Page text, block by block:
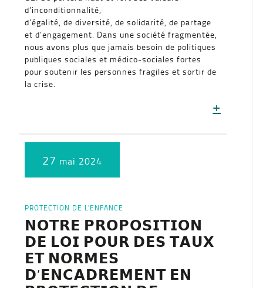
d’inconditionnalité,
d’égalité, de diversité, de solidarité, de partage
et d’engagement. Dans une société fragmentée,
nous avons plus que jamais besoin de politiques
publiques sociales et médico-sociales fortes
pour soutenir les personnes fragiles et sortir de
la crise.
+
27 mai 2024
PROTECTION DE L'ENFANCE
𝗡𝗢𝗧𝗥𝗘 𝗣𝗥𝗢𝗣𝗢𝗦𝗜𝗧𝗜𝗢𝗡
𝗗𝗘 𝗟𝗢𝗜 𝗣𝗢𝗨𝗥 𝗗𝗘𝗦 𝗧𝗔𝗨𝗫
𝗘𝗧 𝗡𝗢𝗥𝗠𝗘𝗦
𝗗’𝗘𝗡𝗖𝗔𝗗𝗥𝗘𝗠𝗘𝗡𝗧 𝗘𝗡